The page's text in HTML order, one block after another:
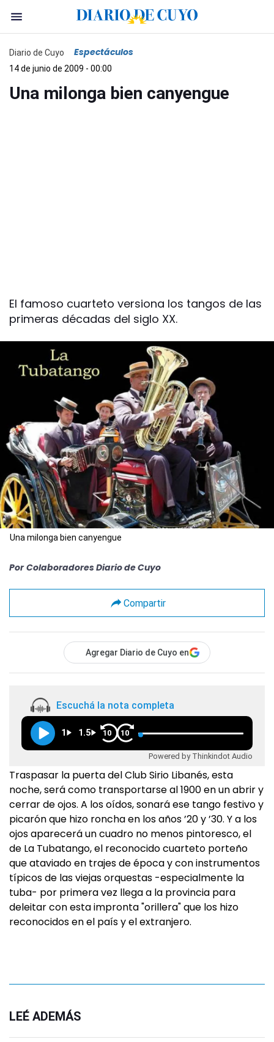
Diario de Cuyo Espectáculos
14 de junio de 2009 - 00:00
Una milonga bien canyengue
El famoso cuarteto versiona los tangos de las
primeras décadas del siglo XX.
Una milonga bien canyengue
Por Colaboradores Diario de Cuyo
Compartir
Agregar Diario de Cuyo en
Escuchá la nota completa
1 1.5 10 10
Powered by Thinkindot Audio
Traspasar la puerta del Club Sirio Libanés, esta
noche, será como transportarse al 1900 en un abrir y
cerrar de ojos. A los oídos, sonará ese tango festivo y
picarón que hizo roncha en los años ’20 y ’30. Y a los
ojos aparecerá un cuadro no menos pintoresco, el
de La Tubatango, el reconocido cuarteto porteño
que ataviado en trajes de época y con instrumentos
típicos de las viejas orquestas -especialmente la
tuba- por primera vez llega a la provincia para
deleitar con esta impronta "orillera" que los hizo
reconocidos en el país y el extranjero.
LEÉ ADEMÁS